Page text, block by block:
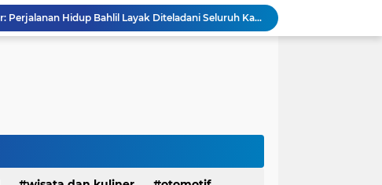
KDM Fokus Rampungkan Pemenuhan Layanan Dasar dan Konektivitas Wilayah pada 2027
Menaker: ASN Kemnaker Harus Hadirkan Dampak Nyata bagi Masyarakat
Bangkitkan Merek Legendaris Semen Kujang, SIG Bidik Penguatan Dominasi Pasar Jawa Barat